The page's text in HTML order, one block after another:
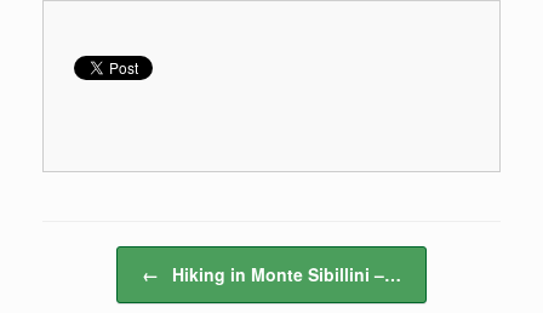
Navigazione articolo
← Hiking in Monte Sibillini –…